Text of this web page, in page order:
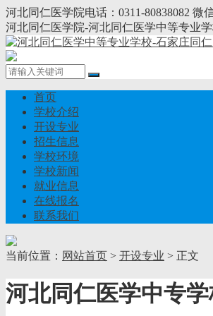
河北同仁医学院电话：0311-80838082 微
河北同仁医学院-河北同仁医学中等专业
首页
学校介绍
开设专业
招生信息
学校环境
学校新闻
就业信息
在线报名
联系我们
当前位置： 网站首页 > 开设专业 > 正文
河北同仁医学中专